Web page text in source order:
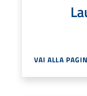
VAI ALLA